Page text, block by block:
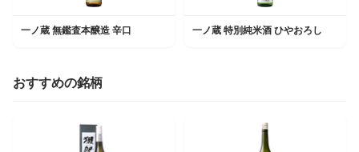
一ノ蔵 無鑑査本醸造 辛口 一ノ蔵 特別純米酒 ひやおろし
おすすめの銘柄